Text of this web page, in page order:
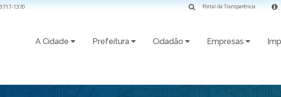
1370 Portal da Transparência
A Cidade Prefeitura Cidadão Empresas